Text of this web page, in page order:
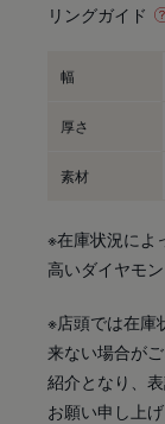
リングガイド
幅
厚さ
素材
※在庫状況によ
高いダイヤモ
※店頭では在庫
来ない場合が
紹介となり、
お願い申し上げ